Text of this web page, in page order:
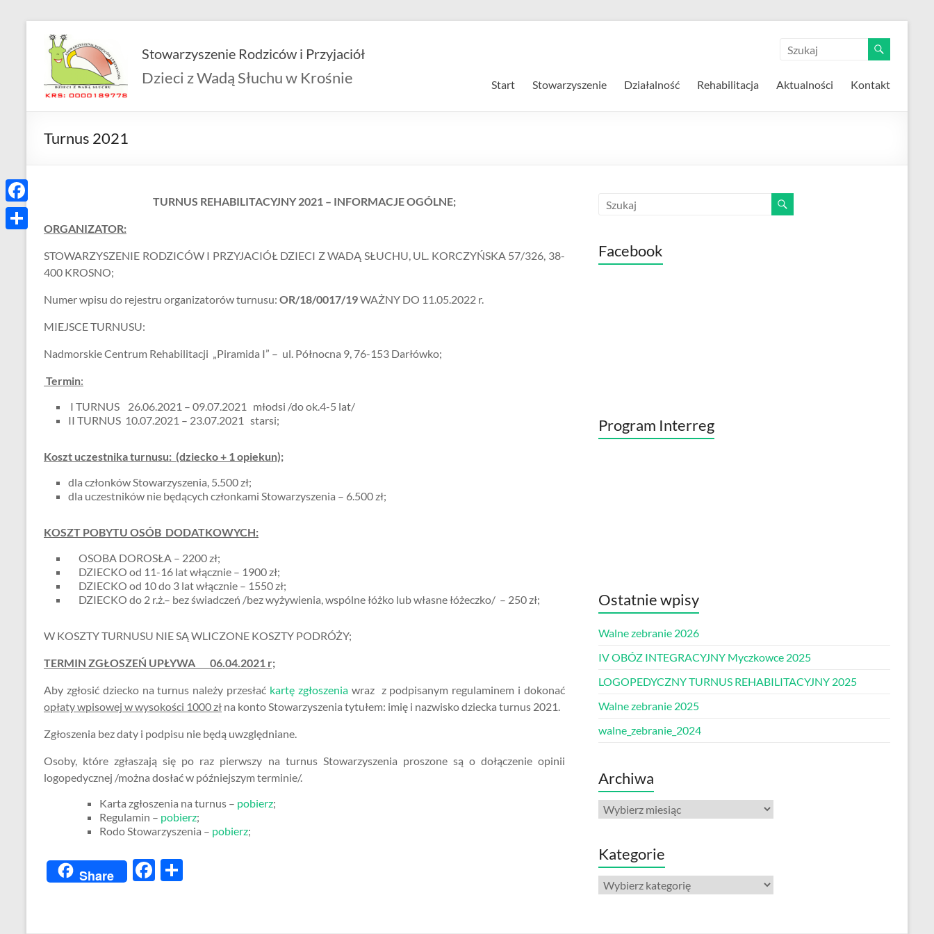
content
Stowarzyszenie Rodziców i Przyjaciół
Dzieci z Wadą Słuchu w Krośnie Start Stowarzyszenie Działalność Rehabilitacja Aktualności Kontakt
Turnus 2021
TURNUS REHABILITACYJNY 2021 – INFORMACJE OGÓLNE;
ORGANIZATOR:
STOWARZYSZENIE RODZICÓW I PRZYJACIÓŁ DZIECI Z WADĄ SŁUCHU, UL. KORCZYŃSKA 57/326, 38-
400 KROSNO;
Numer wpisu do rejestru organizatorów turnusu: OR/18/0017/19WAŻNY DO 11.05.2022 r.
MIEJSCE TURNUSU:
Nadmorskie Centrum Rehabilitacji „Piramida I” – ul. Północna 9, 76-153 Darłówko;
Termin:
I TURNUS 26.06.2021 – 09.07.2021 młodsi /do ok.4-5 lat/
II TURNUS 10.07.2021 – 23.07.2021 starsi;
Koszt uczestnika turnusu: (dziecko + 1 opiekun);
dla członków Stowarzyszenia, 5.500 zł;
dla uczestników nie będących członkami Stowarzyszenia – 6.500 zł;
KOSZT POBYTU OSÓB DODATKOWYCH:
OSOBA DOROSŁA – 2200 zł;
DZIECKO od 11-16 lat włącznie – 1900 zł;
DZIECKO od 10 do 3 lat włącznie – 1550 zł;
DZIECKO do 2 r.ż.– bez świadczeń /bez wyżywienia, wspólne łóżko lub własne łóżeczko/ – 250 zł;
W KOSZTY TURNUSU NIE SĄ WLICZONE KOSZTY PODRÓŻY;
TERMIN ZGŁOSZEŃ UPŁYWA 06.04.2021 r;
Aby zgłosić dziecko na turnus należy przesłać kartę zgłoszeniawraz z podpisanym regulaminem i dokonać
opłaty wpisowej w wysokości 1000 zł na konto Stowarzyszenia tytułem: imię i nazwisko dziecka turnus 2021.
Zgłoszenia bez daty i podpisu nie będą uwzględniane.
Osoby, które zgłaszają się po raz pierwszy na turnus Stowarzyszenia proszone są o dołączenie opinii
logopedycznej /można dosłać w późniejszym terminie/.
Karta zgłoszenia na turnus – pobierz;
Regulamin – pobierz;
Rodo Stowarzyszenia – pobierz;
Share
F
Facebook
Program Interreg
Ostatnie wpisy
Walne zebranie 2026
IV OBÓZ INTEGRACYJNY Myczkowce 2025
LOGOPEDYCZNY TURNUS REHABILITACYJNY 2025
Walne zebranie 2025
walne_zebranie_2024
Archiwa
Archiwa
Kategorie
Kategorie
F